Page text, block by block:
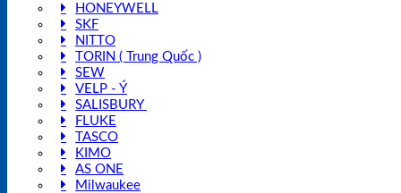
HONEYWELL
SKF
NITTO
TORIN ( Trung Quốc )
SEW
VELP - Ý
SALISBURY
FLUKE
TASCO
KIMO
AS ONE
Milwaukee